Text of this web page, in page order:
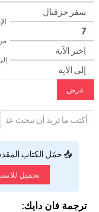
عرض
📥 حمّل الكتاب
تحميل
ترجمة فان دايك: